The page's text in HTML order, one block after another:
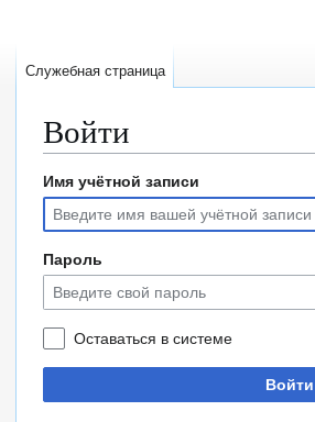
Войти
Перейти
навигации
Перейти
поиску
Имя учётной записи
Пароль
Оставаться в системе
Войти
Служебная страница